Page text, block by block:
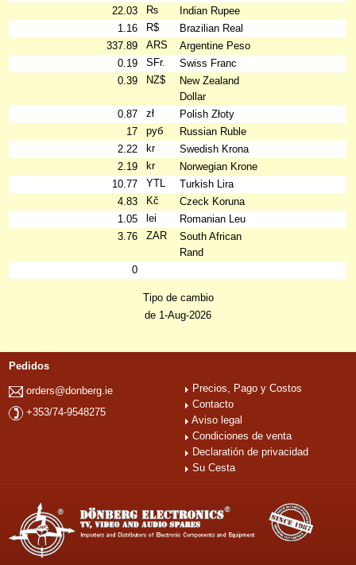
22.03
₨
Indian Rupee
1.16
R$
Brazilian Real
337.89
ARS
Argentine Peso
0.19
SFr.
Swiss Franc
0.39
NZ$
New Zealand
Dollar
0.87
zł
Polish Złoty
17
руб
Russian Ruble
2.22
kr
Swedish Krona
2.19
kr
Norwegian Krone
10.77
YTL
Turkish Lira
4.83
Kč
Czeck Koruna
1.05
lei
Romanian Leu
3.76
ZAR
South African
Rand
0
Tipo de cambio
de 1-Aug-2026
Pedidos
orders@donberg.ie
+353/74-9548275
Precios, Pago y Costos
Contacto
Aviso legal
Condiciones de venta
Declaratión de privacidad
Su Cesta